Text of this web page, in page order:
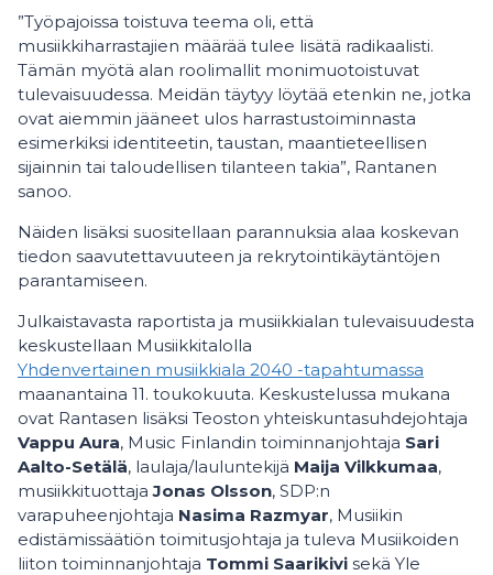
”Työpajoissa toistuva teema oli, että
musiikkiharrastajien määrää tulee lisätä radikaalisti.
Tämän myötä alan roolimallit monimuotoistuvat
tulevaisuudessa. Meidän täytyy löytää etenkin ne, jotka
ovat aiemmin jääneet ulos harrastustoiminnasta
esimerkiksi identiteetin, taustan, maantieteellisen
sijainnin tai taloudellisen tilanteen takia”, Rantanen
sanoo.
Näiden lisäksi suositellaan parannuksia alaa koskevan
tiedon saavutettavuuteen ja rekrytointikäytäntöjen
parantamiseen.
Julkaistavasta raportista ja musiikkialan tulevaisuudesta
keskustellaan Musiikkitalolla
Yhdenvertainen musiikkiala 2040 -tapahtumassa
maanantaina 11. toukokuuta. Keskustelussa mukana
ovat Rantasen lisäksi Teoston yhteiskuntasuhdejohtaja
Vappu Aura, Music Finlandin toiminnanjohtaja Sari
Aalto-Setälä, laulaja/lauluntekijä Maija Vilkkumaa,
musiikkituottajaJonas Olsson, SDP:n
varapuheenjohtaja Nasima Razmyar, Musiikin
edistämissäätiön toimitusjohtaja ja tuleva Musiikoiden
liiton toiminnanjohtaja Tommi Saarikivi sekä Yle